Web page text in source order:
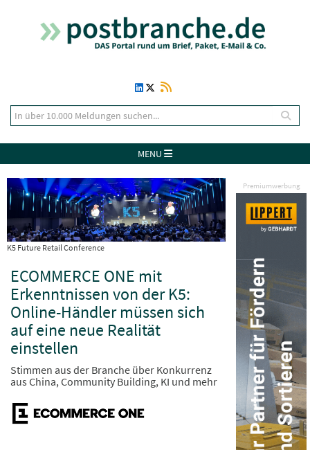
MENU
Premiumwerbung
K5 Future Retail Conference
ECOMMERCE ONE mit
Erkenntnissen von der K5:
Online-Händler müssen sich
auf eine neue Realität
einstellen
Stimmen aus der Branche über Konkurrenz
aus China, Community Building, KI und mehr